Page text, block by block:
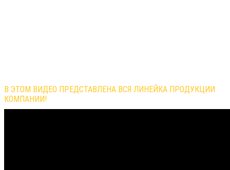
В ЭТОМ ВИДЕО ПРЕДСТАВЛЕНА ВСЯ ЛИНЕЙКА ПРОДУКЦИИ
КОМПАНИИ!